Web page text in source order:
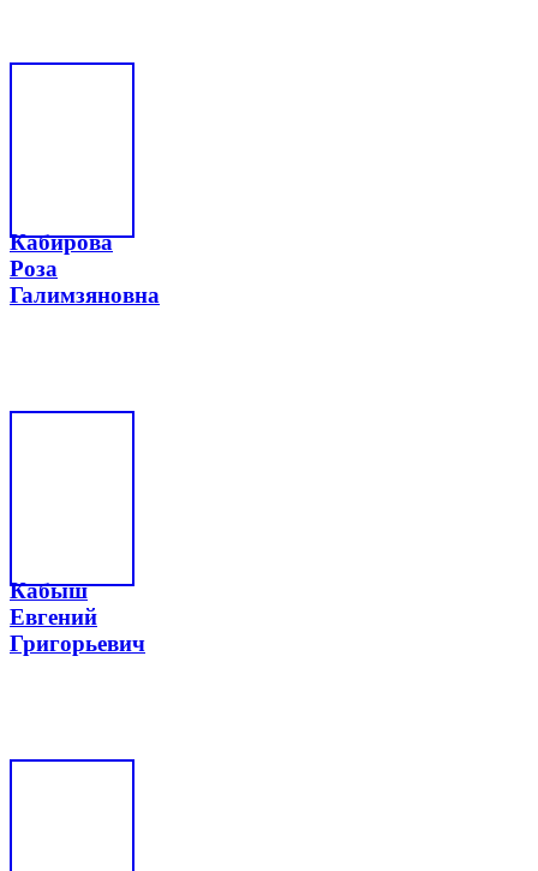
Кабирова
Роза
Галимзяновна
Кабыш
Евгений
Григорьевич